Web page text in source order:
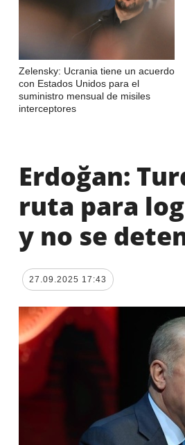
Zelensky: Ucrania tiene un acuerdo
con Estados Unidos para el
suministro mensual de misiles
interceptores
Erdoğan:
ruta para
y no se
27.09.2025 17:43